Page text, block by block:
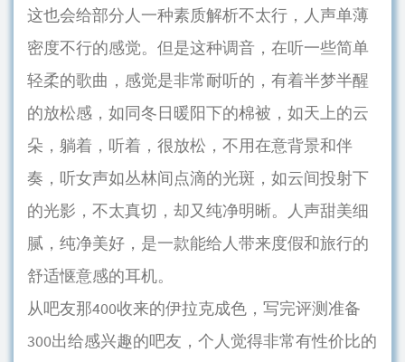
这也会给部分人一种素质解析不太行，人声单薄
密度不行的感觉。但是这种调音，在听一些简单
轻柔的歌曲，感觉是非常耐听的，有着半梦半醒
的放松感，如同冬日暖阳下的棉被，如天上的云
朵，躺着，听着，很放松，不用在意背景和伴
奏，听女声如丛林间点滴的光斑，如云间投射下
的光影，不太真切，却又纯净明晰。人声甜美细
腻，纯净美好，是一款能给人带来度假和旅行的
舒适惬意感的耳机。
从吧友那400收来的伊拉克成色，写完评测准备
300出给感兴趣的吧友，个人觉得非常有性价比的